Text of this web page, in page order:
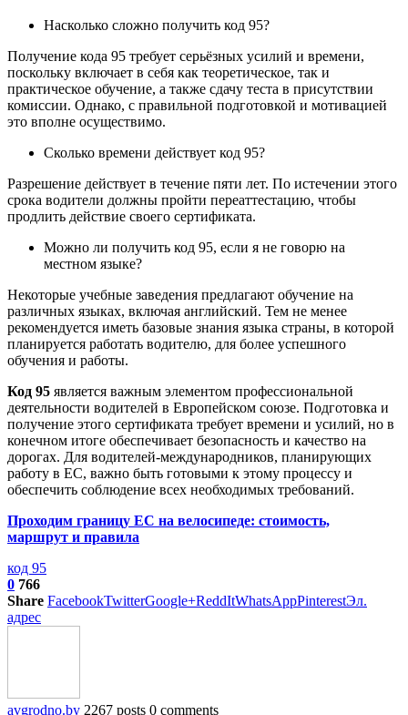
Насколько сложно получить код 95?
Получение кода 95 требует серьёзных усилий и времени,
поскольку включает в себя как теоретическое, так и
практическое обучение, а также сдачу теста в присутствии
комиссии. Однако, с правильной подготовкой и мотивацией
это вполне осуществимо.
Сколько времени действует код 95?
Разрешение действует в течение пяти лет. По истечении этого
срока водители должны пройти переаттестацию, чтобы
продлить действие своего сертификата.
Можно ли получить код 95, если я не говорю на
местном языке?
Некоторые учебные заведения предлагают обучение на
различных языках, включая английский. Тем не менее
рекомендуется иметь базовые знания языка страны, в которой
планируется работать водителю, для более успешного
обучения и работы.
Код 95 является важным элементом профессиональной
деятельности водителей в Европейском союзе. Подготовка и
получение этого сертификата требует времени и усилий, но в
конечном итоге обеспечивает безопасность и качество на
дорогах. Для водителей-международников, планирующих
работу в ЕС, важно быть готовыми к этому процессу и
обеспечить соблюдение всех необходимых требований.
Проходим границу ЕС на велосипеде: стоимость,
маршрут и правила
код 95
0 766
Share FacebookTwitterGoogle+ReddItWhatsAppPinterestЭл.
адрес
avgrodno.by 2267 posts 0 comments